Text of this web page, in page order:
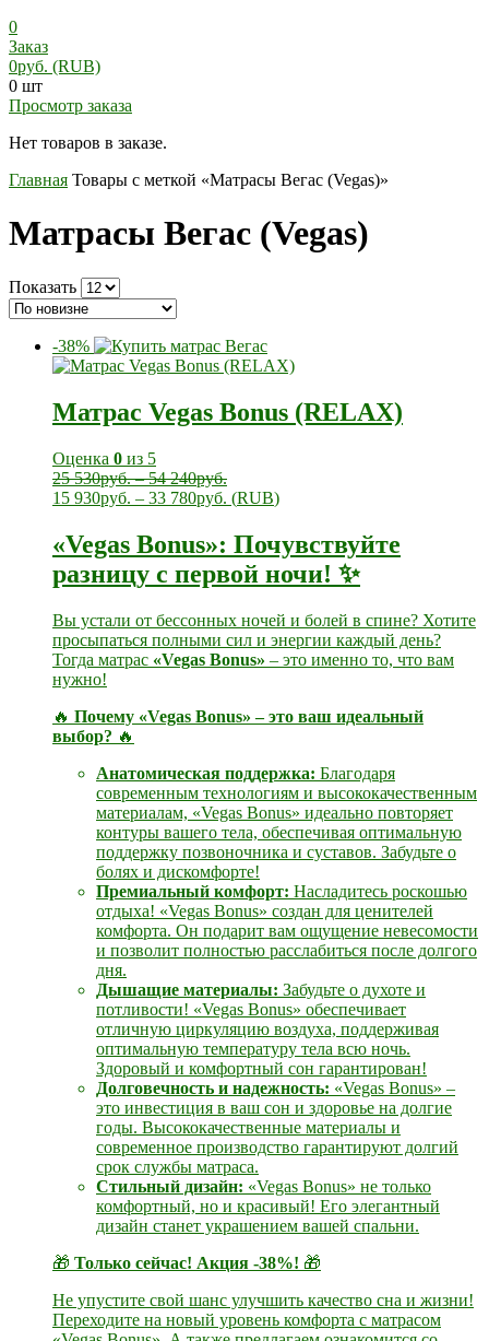
0
Заказ
0руб. (RUB)
0 шт
Просмотр заказа
Нет товаров в заказе.
Главная Товары с меткой «Матрасы Вегас (Vegas)»
Матрасы Вегас (Vegas)
Показать
-38%
Матрас Vegas Bonus (RELAX)
Оценка 0 из 5
25 530руб.–54 240руб.
15 930руб. – 33 780руб. (RUB)
«Vegas Bonus»: Почувствуйте
разницу с первой ночи! ✨
Вы устали от бессонных ночей и болей в спине? Хотите
просыпаться полными сил и энергии каждый день?
Тогда матрас «Vegas Bonus» – это именно то, что вам
нужно!
🔥 Почему «Vegas Bonus» – это ваш идеальный
выбор? 🔥
Анатомическая поддержка: Благодаря
современным технологиям и высококачественным
материалам, «Vegas Bonus» идеально повторяет
контуры вашего тела, обеспечивая оптимальную
поддержку позвоночника и суставов. Забудьте о
болях и дискомфорте!
Премиальный комфорт: Насладитесь роскошью
отдыха! «Vegas Bonus» создан для ценителей
комфорта. Он подарит вам ощущение невесомости
и позволит полностью расслабиться после долгого
дня.
Дышащие материалы: Забудьте о духоте и
потливости! «Vegas Bonus» обеспечивает
отличную циркуляцию воздуха, поддерживая
оптимальную температуру тела всю ночь.
Здоровый и комфортный сон гарантирован!
Долговечность и надежность: «Vegas Bonus» –
это инвестиция в ваш сон и здоровье на долгие
годы. Высококачественные материалы и
современное производство гарантируют долгий
срок службы матраса.
Стильный дизайн: «Vegas Bonus» не только
комфортный, но и красивый! Его элегантный
дизайн станет украшением вашей спальни.
🎁 Только сейчас! Акция -38%! 🎁
Не упустите свой шанс улучшить качество сна и жизни!
Переходите на новый уровень комфорта с матрасом